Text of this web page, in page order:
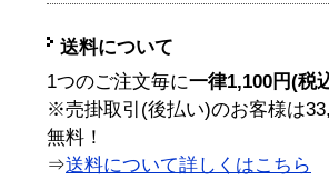
送料について
1つのご注文毎に一律1,100円(税
※売掛取引(後払い)のお客様は
無料！
⇒送料について詳しくはこちら